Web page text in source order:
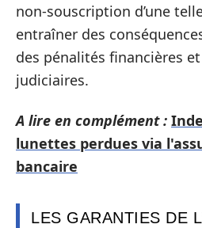
non-souscription d’une
entraîner des
des pénalités financières
judiciaires.
A lire en complément :
lunettes perdues via
bancaire
LES GARANTIES DE